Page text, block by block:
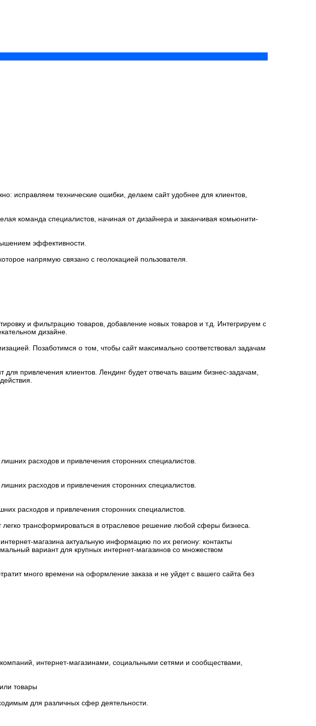
исправляем технические ошибки, делаем сайт удобнее для клиентов,
команда специалистов, начиная от дизайнера и заканчивая комьюнити-
эффективности.
напрямую связано с геолокацией пользователя.
и фильтрацию товаров, добавление новых товаров и т.д. Интегрируем с
дизайне.
Позаботимся о том, чтобы сайт максимально соответствовал задачам
привлечения клиентов. Лендинг будет отвечать вашим бизнес-задачам,
расходов и привлечения сторонних специалистов.
расходов и привлечения сторонних специалистов.
расходов и привлечения сторонних специалистов.
трансформироваться в отраслевое решение любой сферы бизнеса.
магазина актуальную информацию по их региону: контакты
вариант для крупных интернет-магазинов со множеством
много времени на оформление заказа и не уйдет с вашего сайта без
интернет-магазинами, социальными сетями и сообществами,
товары
для различных сфер деятельности.